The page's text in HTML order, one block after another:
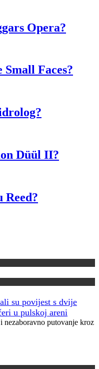
Opera?
Faces?
Düül II?
Reed?
su povijest s dvije
u pulskoj areni
nezaboravno putovanje kroz